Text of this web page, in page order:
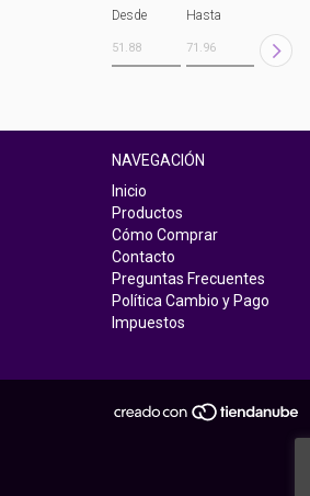
Desde Hasta
NAVEGACIÓN
Inicio
Productos
Cómo Comprar
Contacto
Preguntas Frecuentes
Política Cambio y Pago
Impuestos